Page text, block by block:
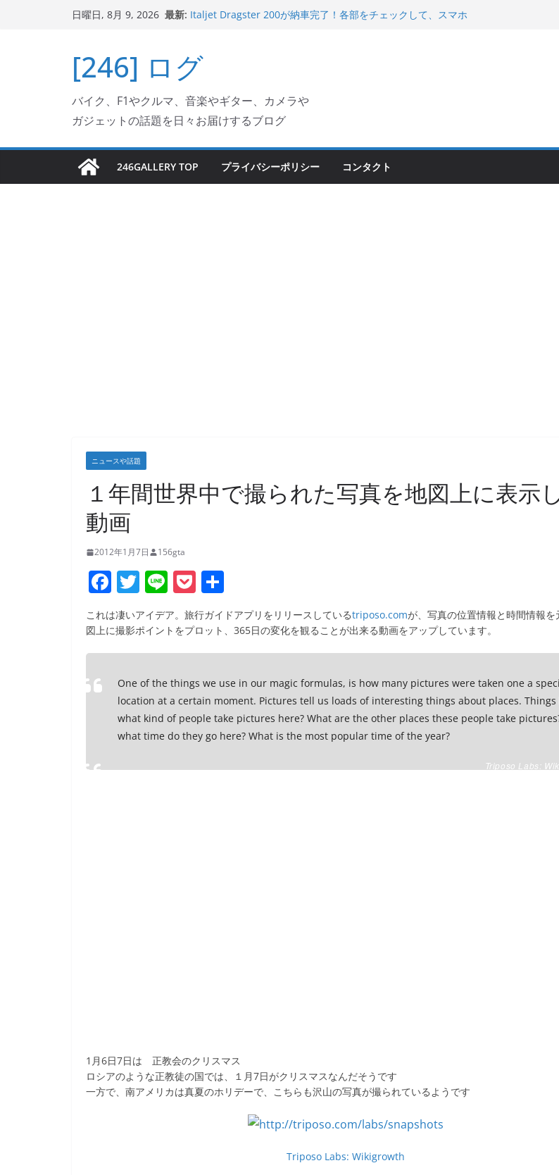
キ
プ
日曜日, 8月 9, 2026 最新: リングが楽しくなった
Jeff Beck 逝去
Ken Block 逝去
フェクターが返礼品でもらえる！
[246] ログ
バイク、F1やクルマ、音楽やギター、カメラや
ガジェットの話題を日々お届けするブログ
246GALLERY TOP プライバシーポリシー コンタクト
ニュースや話題
１年間世界中で撮られた写真を地図上に表示
動画
2012年1月7日 156gta
F
a
c
e
b
o
o
k
T
w
itt
er
Li
n
e
P
o
ck
et
有
これは凄いアイデア。旅行ガイドアプリをリリースしているtriposo.comが、写真の位置情報と時間情報を
図上に撮影ポイントをプロット、365日の変化を観ることが出来る動画をアップしています。
One of the things we use in our magic formulas, is how many pictures were taken one a
location at a certain moment. Pictures tell us loads of interesting things about places. Things
what kind of people take pictures here? What are the other places these people take
what time do they go here? What is the most popular time of the year?
Triposo Labs:
1月6日7日は 正教会のクリスマス
ロシアのような正教徒の国では、１月7日がクリスマスなんだそうです
一方で、南アメリカは真夏のホリデーで、こちらも沢山の写真が撮られているようです
Triposo Labs: Wikigrowth